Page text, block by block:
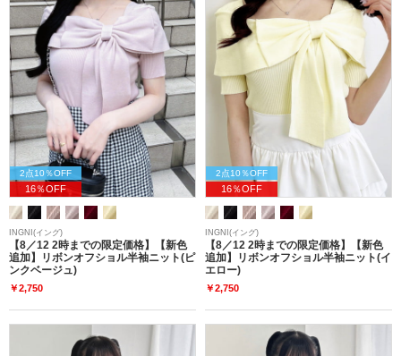
2点10％OFF
16％OFF
INGNI(イング)
【8／12 2時までの限定価格】【新色
追加】リボンオフショル半袖ニット(ピ
ンクベージュ)
￥2,750
2点10％OFF
16％OFF
INGNI(イング)
【8／12 2時までの限定価格】【新色
追加】リボンオフショル半袖ニット(イ
エロー)
￥2,750